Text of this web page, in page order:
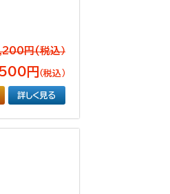
円(税込）
円 （税込）
詳しく見る